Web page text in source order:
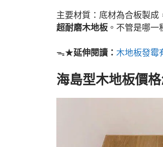
主要材質：底材為合板製
超耐磨木地板 。不管是哪
ᯓ★延伸閱讀： 木地板發霉
海島型木地板價